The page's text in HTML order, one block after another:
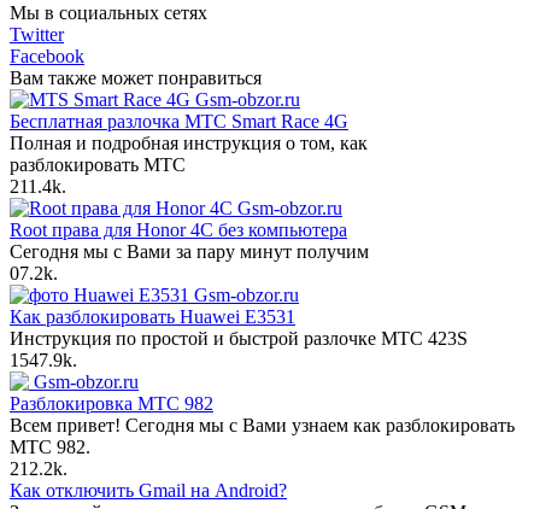
Мы в социальных сетях
Twitter
Facebook
Вам также может понравиться
Бесплатная разлочка МТС Smart Race 4G
Полная и подробная инструкция о том, как
разблокировать МТС
211.4k.
Root права для Honor 4C без компьютера
Сегодня мы с Вами за пару минут получим
07.2k.
Как разблокировать Huawei E3531
Инструкция по простой и быстрой разлочке МТС 423S
1547.9k.
Разблокировка МТС 982
Всем привет! Сегодня мы с Вами узнаем как разблокировать
МТС 982.
21 2.2k.
Как отключить Gmail на Android?